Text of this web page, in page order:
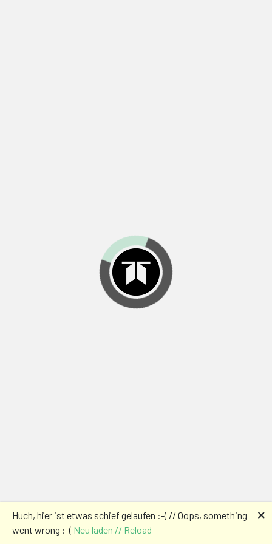
Huch, hier ist etwas schief gelaufen :-( // Oops, something
went wrong :-( Neu laden // Reload
🗙